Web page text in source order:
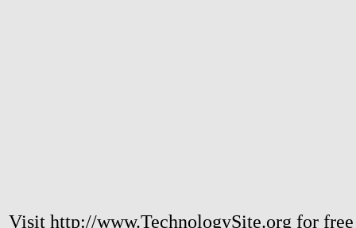
Visit http://www.TechnologySite.org for